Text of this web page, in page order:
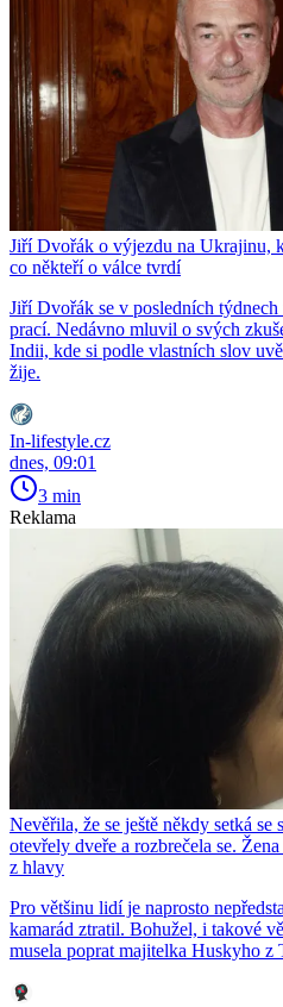
Jiří Dvořák o výjezdu na Ukrajinu,
co někteří o válce tvrdí
Jiří Dvořák se v posledních
prací. Nedávno mluvil o svých
Indii, kde si podle vlastních slov
žije.
In-lifestyle.cz
dnes, 09:01
3 min
Reklama
Nevěřila, že se ještě někdy setká se
otevřely dveře a rozbrečela se.
z hlavy
Pro většinu lidí je naprosto
kamarád ztratil. Bohužel, i takové
musela poprat majitelka Huskyho z